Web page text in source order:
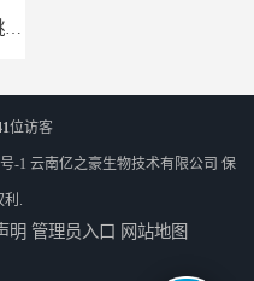
位访客
-1 云南亿之豪生物技术有限公司 保
.
明 管理员入口 网站地图